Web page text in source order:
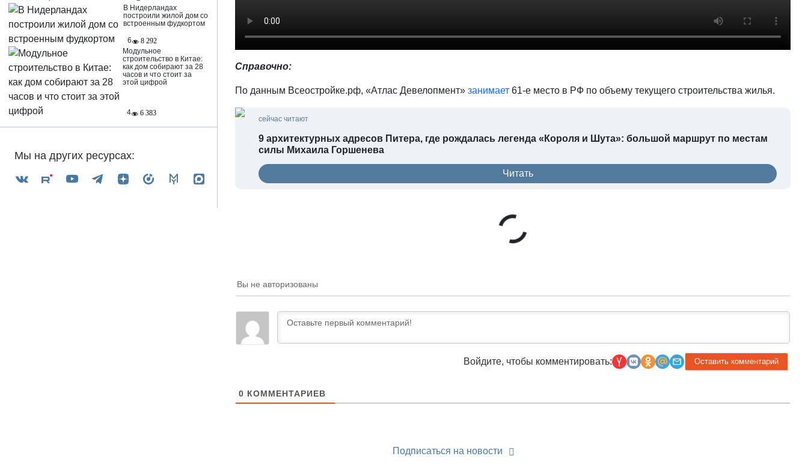
В Нидерландах
построили жилой дом со
встроенным фудкортом
6
8 292
Модульное
строительство в Китае:
как дом собирают за 28
часов и что стоит за
этой цифрой
4 6 383
Мы на других ресурсах:
Справочно:
По данным Всeостройке.pф, «Атлас Девелопмент» занимает 61-е место в РФ по объему текущего строительства жилья.
сейчас читают
9 архитектурных адресов Питера, где рождалась легенда «Короля и Шута»: большой маршрут по местам
силы Михаила Горшенева
Читать
Вы не авторизованы
Войдите, чтобы комментировать:
0 КОММЕНТАРИЕВ
Подписаться на новости